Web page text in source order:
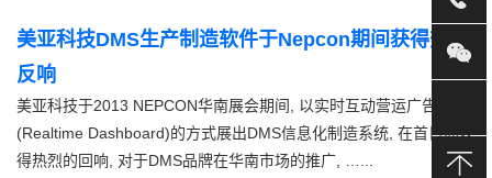
美亚科技DMS生产制造软件于Nepcon期间获得热烈
反响
美亚科技于2013 NEPCON华南展会期间, 以实时互动营运广告牌
(Realtime Dashboard)的方式展出DMS信息化制造系统, 在首日即获
得热烈的回响, 对于DMS品牌在华南市场的推广, …...